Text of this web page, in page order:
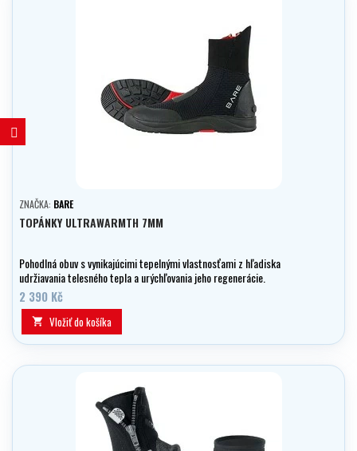
ZNAČKA: BARE
TOPÁNKY ULTRAWARMTH 7MM
Pohodlná obuv s vynikajúcimi tepelnými vlastnosťami z hľadiska
udržiavania telesného tepla a urýchľovania jeho regenerácie.
2 390 Kč
 Vložiť do košíka